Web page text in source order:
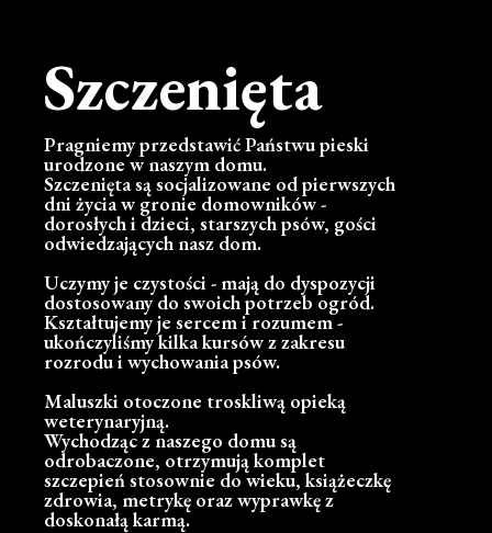
Szczenięta
Pragniemy przedstawić Państwu pieski
urodzone w naszym domu.
Szczenięta są socjalizowane od pierwszych
dni życia w gronie domowników -
dorosłych i dzieci, starszych psów, gości
odwiedzających nasz dom.
Uczymy je czystości - mają do dyspozycji
dostosowany do swoich potrzeb ogród.
Kształtujemy je sercem i rozumem -
ukończyliśmy kilka kursów z zakresu
rozrodu i wychowania psów.
Maluszki otoczone troskliwą opieką
weterynaryjną.
Wychodząc z naszego domu są
odrobaczone, otrzymują komplet
szczepień stosownie do wieku, książeczkę
zdrowia, metrykę oraz wyprawkę z
doskonałą karmą.